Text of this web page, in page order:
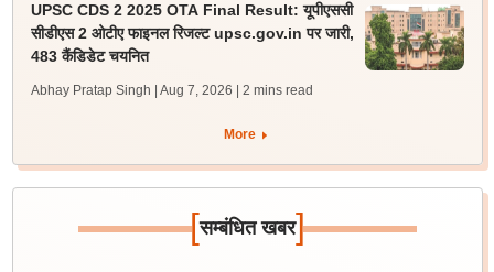
UPSC CDS 2 2025 OTA Final Result: यूपीएससी
सीडीएस 2 ओटीए फाइनल रिजल्ट upsc.gov.in पर जारी,
483 कैंडिडेट चयनित
Abhay Pratap Singh | Aug 7, 2026 | 2 mins read
More
[सम्बंधित खबर]